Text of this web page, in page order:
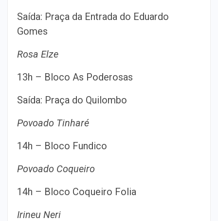
Saída: Praça da Entrada do Eduardo
Gomes
Rosa Elze
13h – Bloco As Poderosas
Saída: Praça do Quilombo
Povoado Tinharé
14h – Bloco Fundico
Povoado Coqueiro
14h – Bloco Coqueiro Folia
Irineu Neri